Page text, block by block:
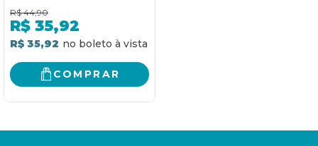
R$ 44,90
R$ 35,92
R$ 35,92
COMPRAR